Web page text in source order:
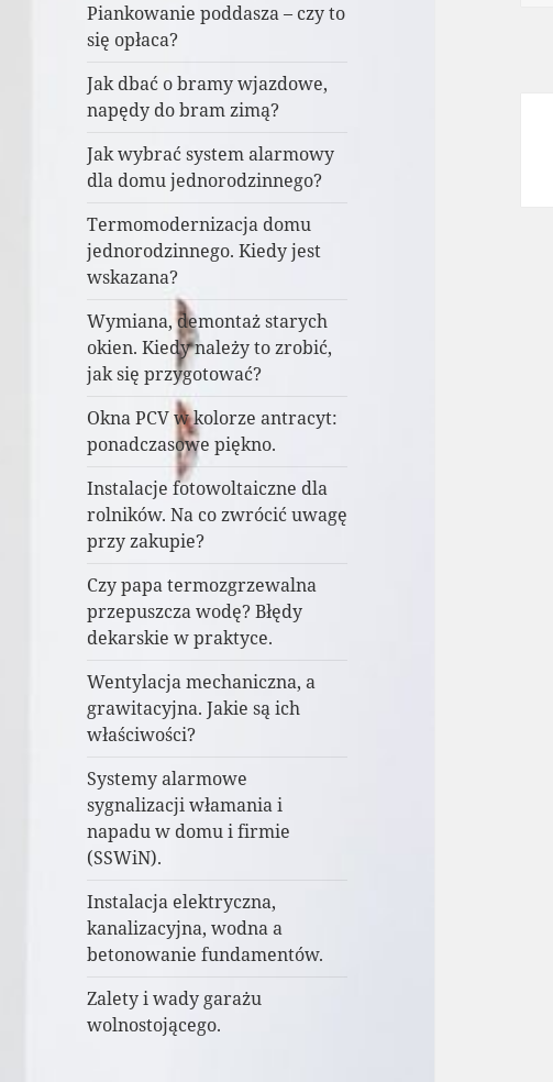
Piankowanie poddasza – czy to
się opłaca?
Jak dbać o bramy wjazdowe,
napędy do bram zimą?
Jak wybrać system alarmowy
dla domu jednorodzinnego?
Termomodernizacja domu
jednorodzinnego. Kiedy jest
wskazana?
Wymiana, demontaż starych
okien. Kiedy należy to zrobić,
jak się przygotować?
Okna PCV w kolorze antracyt:
ponadczasowe piękno.
Instalacje fotowoltaiczne dla
rolników. Na co zwrócić uwagę
przy zakupie?
Czy papa termozgrzewalna
przepuszcza wodę? Błędy
dekarskie w praktyce.
Wentylacja mechaniczna, a
grawitacyjna. Jakie są ich
właściwości?
Systemy alarmowe
sygnalizacji włamania i
napadu w domu i firmie
(SSWiN).
Instalacja elektryczna,
kanalizacyjna, wodna a
betonowanie fundamentów.
Zalety i wady garażu
wolnostojącego.